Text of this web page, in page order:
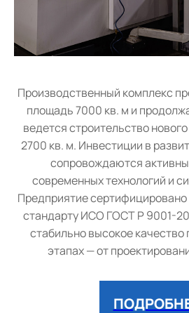
Производственный комплекс
площадь 7000 кв. м и
ведется строительство
2700 кв. м. Инвестиции в
сопровождаются
современных технологий и
Предприятие
стандарту ИСО ГОСТ Р 9001-
стабильно высокое качество
этапах — от